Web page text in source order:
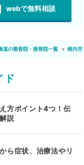
webで無料相談
道の整骨院・接骨院一覧 稚内市
ド
方ポイント4つ！伝
説
ら症状、治療法やリ